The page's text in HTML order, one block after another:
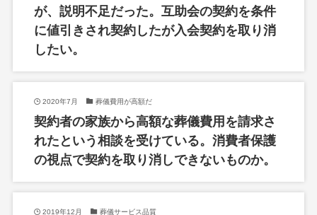
が、説明不足だった。互助会の契約を条件
に値引きされ契約したが入会契約を取り消
したい。
2020年7月 葬儀費用が高額だ
契約者の家族から高額な葬儀費用を請求さ
れたという相談を受けている。消費者保護
の視点で契約を取り消しできないものか。
2019年12月 葬儀サービス品質